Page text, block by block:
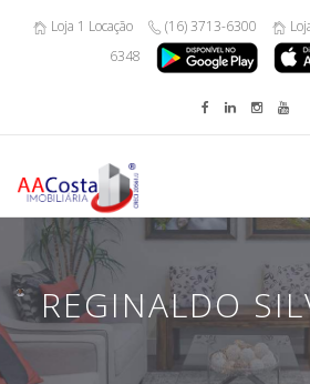
Loja 1 Locação (16) 3713-6300
6348
REGINALDO